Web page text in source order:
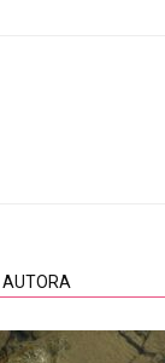
AUTORA